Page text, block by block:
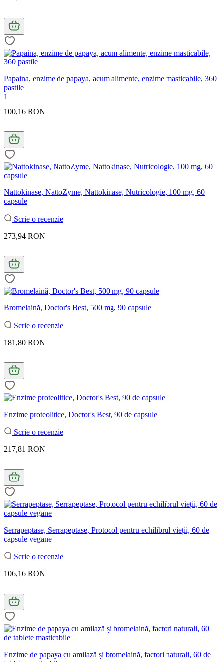
Papaina, enzime de papaya, acum alimente, enzime masticabile, 360
pastile
1
100,16 RON
Nattokinase, NattoZyme, Nattokinase, Nutricologie, 100 mg, 60
capsule
Scrie o recenzie
273,94 RON
Bromelaină, Doctor's Best, 500 mg, 90 capsule
Scrie o recenzie
181,80 RON
Enzime proteolitice, Doctor's Best, 90 de capsule
Scrie o recenzie
217,81 RON
Serrapeptase, Serrapeptase, Protocol pentru echilibrul vieții, 60 de
capsule vegane
Scrie o recenzie
106,16 RON
Enzime de papaya cu amilază și bromelaină, factori naturali, 60 de